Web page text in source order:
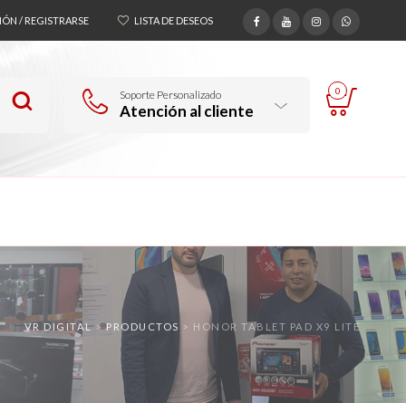
/ REGISTRARSE LISTA DE DESEOS
Soporte Personalizado
Atención al cliente
0
VR DIGITAL>PRODUCTOS > HONOR TABLET PAD X9 LITE